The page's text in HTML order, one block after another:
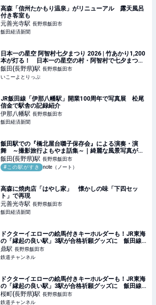
高森「信州たかもり温泉」がリニューアル 露天風呂
付き客室も
元善光寺駅 長野県飯田市
飯田経済新聞
日本一の星空 阿智村七夕まつり 2026 | 竹あかり1,200
本が灯る！ 日本一の星空の村・阿智村で七夕まつり
開催 | 長野県下伊那郡阿智村 | いこーよとりっぷ
飯田(長野県)駅 長野県飯田市
いこーよとりっぷ
JR飯田線「伊那八幡駅」開業100周年で写真展 松尾
信金で駅舎の記録紹介
伊那八幡駅 長野県飯田市
飯田経済新聞
飯田駅での『橋北屋台囃子保存会』による演奏・演
舞 ～撮影旅行よもやま話集～｜綺麗な風景写真が撮
りたい
飯田(長野県)駅 長野県飯田市
#この駅がすき
note（ノート）
高森に焼肉店「はやし家」 懐かしの味「下四セッ
ト」で再現
元善光寺駅 長野県飯田市
飯田経済新聞
ドクターイエローの絵馬付きキーホルダーも！JR東海
の「縁起の良い駅」3駅が合格祈願グッズに 飯田線か
ら2駅、中央本線から1駅 | 鉄道ニュース | 鉄道チャンネ
ル
鼎駅 長野県飯田市
鉄道チャンネル
ドクターイエローの絵馬付きキーホルダーも！JR東海
の「縁起の良い駅」3駅が合格祈願グッズに 飯田線か
ら2駅、中央本線から1駅 | 鉄道ニュース | 鉄道チャンネ
ル
桜町(長野県)駅 長野県飯田市
鉄道チャンネル